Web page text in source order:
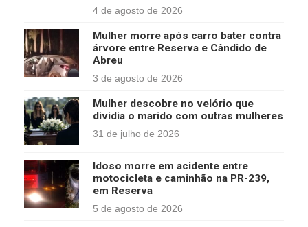
4 de agosto de 2026
Mulher morre após carro bater contra
árvore entre Reserva e Cândido de
Abreu
3 de agosto de 2026
Mulher descobre no velório que
dividia o marido com outras mulheres
31 de julho de 2026
Idoso morre em acidente entre
motocicleta e caminhão na PR-239,
em Reserva
5 de agosto de 2026